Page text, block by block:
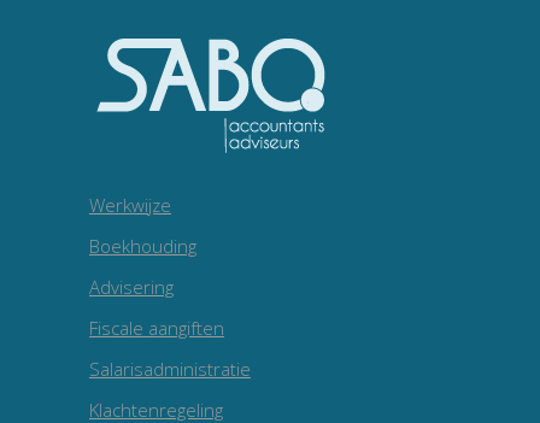
Werkwijze
Boekhouding
Advisering
Fiscale aangiften
Salarisadministratie
Klachtenregeling